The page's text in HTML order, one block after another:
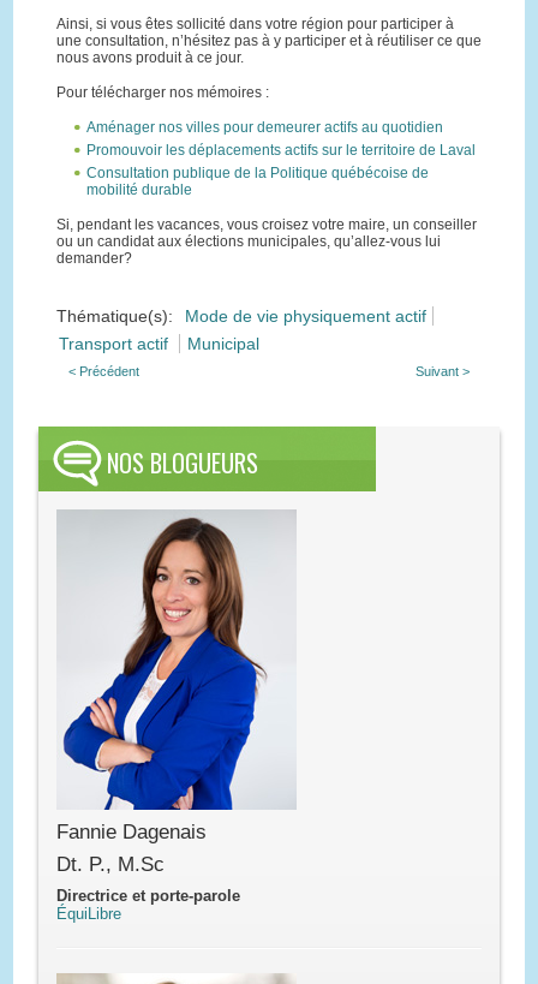
Ainsi, si vous êtes sollicité dans votre région pour participer à
une consultation, n’hésitez pas à y participer et à réutiliser ce que
nous avons produit à ce jour.
Pour télécharger nos mémoires :
Aménager nos villes pour demeurer actifs au quotidien
Promouvoir les déplacements actifs sur le territoire de Laval
Consultation publique de la Politique québécoise de
mobilité durable
Si, pendant les vacances, vous croisez votre maire, un conseiller
ou un candidat aux élections municipales, qu’allez-vous lui
demander?
Thématique(s):
Mode de vie physiquement actif
Transport actif
Municipal
< Précédent Suivant >
NOS BLOGUEURS
Fannie Dagenais
Dt. P., M.Sc
Directrice et porte-parole
ÉquiLibre